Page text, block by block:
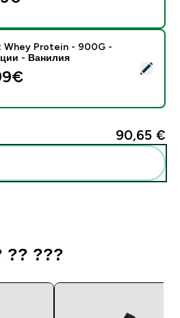
- Impact Whey Protein - 900G -
Whey Protein - 900G -
- Ванилия
90,65 €‎
?? ???